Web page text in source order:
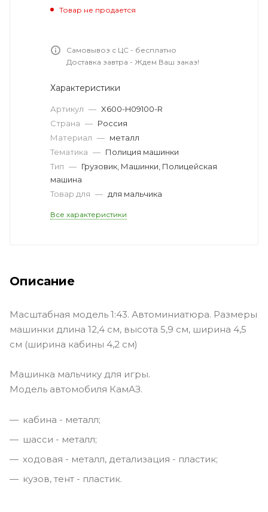
Товар не продается
Самовывоз с ЦС - бесплатно
Доставка завтра - Ждем Ваш заказ!
Характеристики
Артикул — X600-H09100-R
Страна — Россия
Материал — металл
Тематика — Полиция машинки
Тип — Грузовик, Машинки, Полицейская
машина
Товар для — для мальчика
Все характеристики
Описание
Масштабная модель 1:43. Автоминиатюра. Размеры
машинки длина 12,4 см, высота 5,9 см, ширина 4,5
см (ширина кабины 4,2 см)
Машинка мальчику для игры.
Модель автомобиля КамАЗ.
кабина - металл;
шасси - металл;
ходовая - металл, детализация - пластик;
кузов, тент - пластик.